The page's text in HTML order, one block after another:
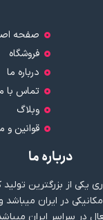
صفحه
فروشگاه
درباره ما
تماس با
وبلاگ
قوانین و
درباره ما
یکی از بزرگترین
در ایران میباشد
در سراسر ایران